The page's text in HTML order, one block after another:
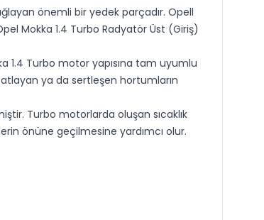
önemli bir yedek parçadır. Opell
Mokka 1.4 Turbo Radyatör Üst (Giriş)
1.4 Turbo motor yapısına tam uyumlu
ya da sertleşen hortumların
Turbo motorlarda oluşan sıcaklık
önüne geçilmesine yardımcı olur.